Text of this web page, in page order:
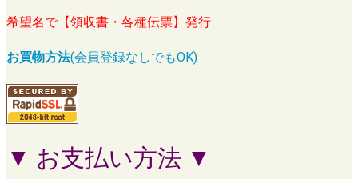
希望名で【領収書・各種伝票】発行
お買物方法(会員登録なしでもOK)
▼ お支払い方法 ▼